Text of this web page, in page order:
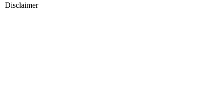
Disclaimer